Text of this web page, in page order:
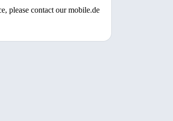
please contact our mobile.de